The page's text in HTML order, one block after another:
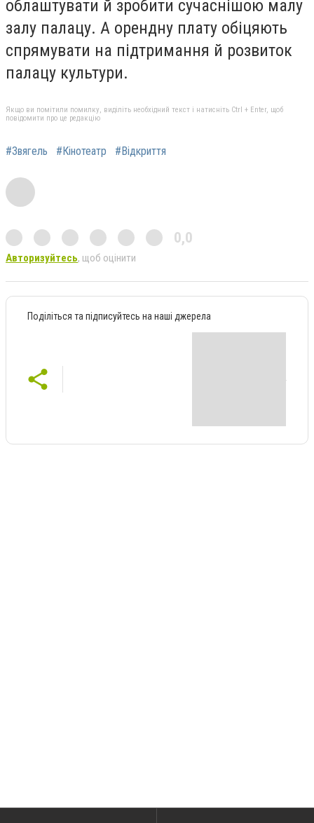
облаштувати й зробити сучаснішою малу
залу палацу. А орендну плату обіцяють
спрямувати на підтримання й розвиток
палацу культури.
Якщо ви помітили помилку, виділіть необхідний текст і натисніть Ctrl + Enter, щоб
повідомити про це редакцію
#Звягель #Кінотеатр #Відкриття
0,0
Авторизуйтесь, щоб оцінити
Поділіться та підписуйтесь на наші джерела